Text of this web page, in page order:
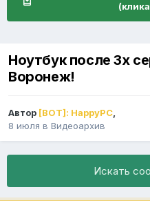
Ноутбук после 3х
Воронеж!
Автор [BOT]: HappyPC,
8 июля в Видеоархив
Искать